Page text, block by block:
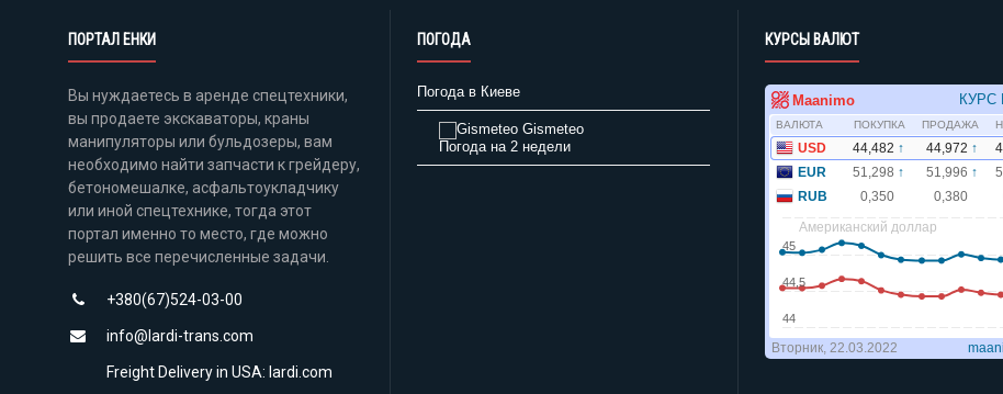
ПОРТАЛ ЕНКИ
Вы нуждаетесь в аренде спецтехники,
вы продаете экскаваторы, краны
манипуляторы или бульдозеры, вам
необходимо найти запчасти к грейдеру,
бетономешалке, асфальтоукладчику
или иной спецтехнике, тогда этот
портал именно то место, где можно
решить все перечисленные задачи.
+380(67)524-03-00
info@lardi-trans.com
Freight Delivery in USA: lardi.com
ПОГОДА
Погода в Киеве
Gismeteo
Погода на 2 недели
КУРСЫ ВАЛЮТ